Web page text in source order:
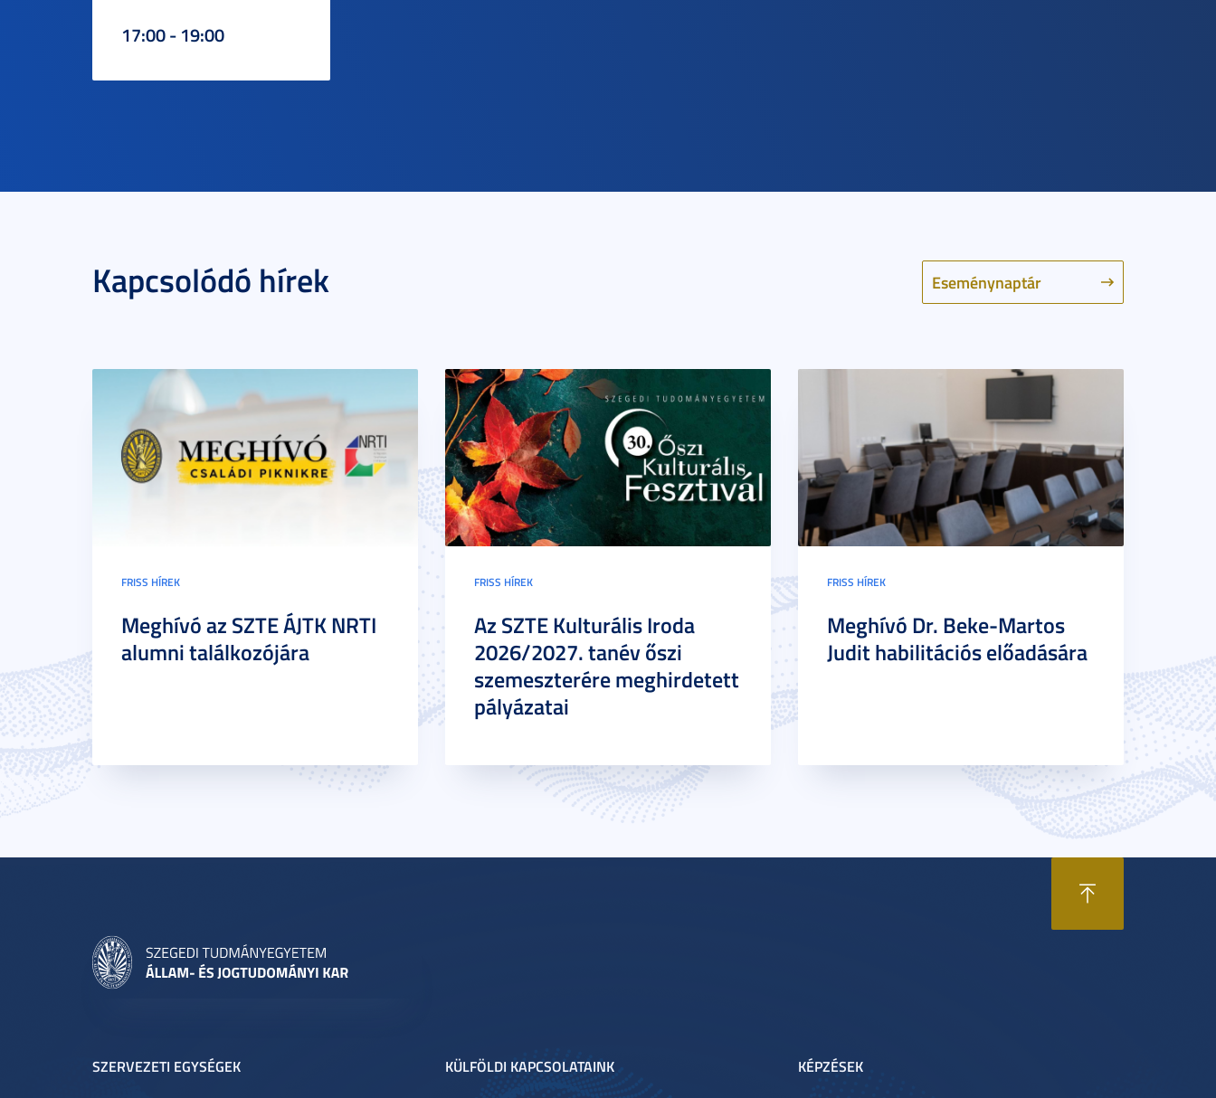
17:00 - 19:00
Kapcsolódó hírek Eseménynaptár
FRISS HÍREK
Meghívó az SZTE ÁJTK NRTI
alumni találkozójára
FRISS HÍREK
Az SZTE Kulturális Iroda
2026/2027. tanév őszi
szemeszterére meghirdetett
pályázatai
FRISS HÍREK
Meghívó Dr. Beke-Martos
Judit habilitációs előadására
SZERVEZETI EGYSÉGEK KÜLFÖLDI KAPCSOLATAINK KÉPZÉSEK